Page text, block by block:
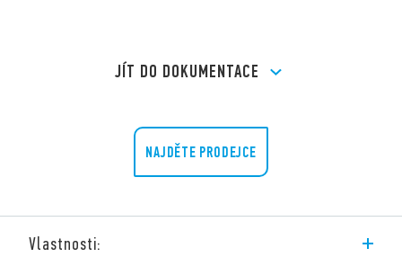
JÍT DO DOKUMENTACE
NAJDĚTE PRODEJCE
Vlastnosti: